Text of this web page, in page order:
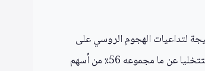
لتداعيات الهجوم الروسي على
أوكرانيا. وتستهدف العقوبات حالياً حصة شركتي “غازبروم نفت” و”إنتليجنس”، اللتين تنتميان إلى مجموعة النفط الروسية العملاقة “غازبروم”، لتتخليا عن ما مجموعه 56٪ من أسهم